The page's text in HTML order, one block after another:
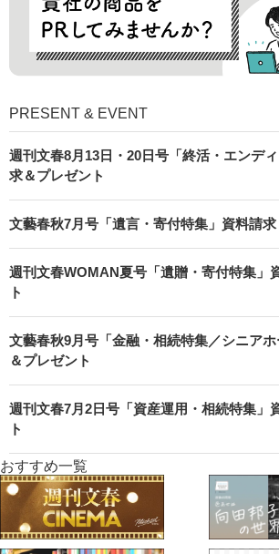
PRESENT & EVENT
週刊文春8月13日・20日号「終活・エンデ
求＆プレゼント
文藝春秋7月号「遺言・寄付特集」資料請求
週刊文春WOMAN夏号「遺贈・寄付特集」
ト
文藝春秋9月号「金融・相続特集／シニア
＆プレゼント
週刊文春7月2日号「資産運用・相続特集」
ト
おすすめ一覧